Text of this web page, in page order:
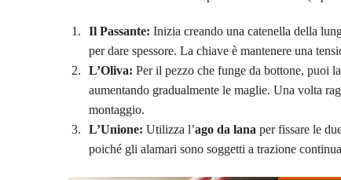
Il Passante: Inizia creando una catenella della
per dare spessore. La chiave è mantenere una
L’Oliva: Per il pezzo che funge da bottone, puoi
aumentando gradualmente le maglie. Una volta
montaggio.
L’Unione: Utilizza l’ago da lana per fissare le
poiché gli alamari sono soggetti a trazione